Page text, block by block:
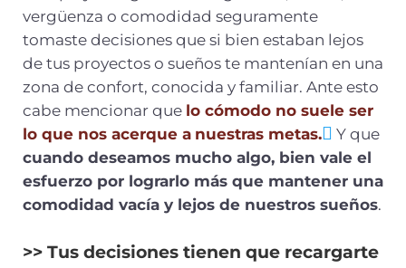
vergüenza o comodidad seguramente
tomaste decisiones que si bien estaban lejos
de tus proyectos o sueños te mantenían en una
zona de confort, conocida y familiar. Ante esto
cabe mencionar que lo cómodo no suele ser
lo que nos acerque a nuestras metas.
Y que
cuando deseamos mucho algo, bien vale el
esfuerzo por lograrlo más que mantener una
comodidad vacía y lejos de nuestros sueños.
>> Tus decisiones tienen que recargarte